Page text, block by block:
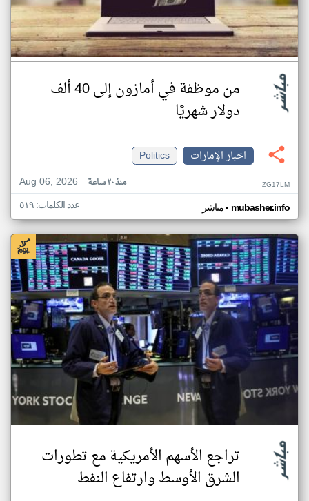
من موظفة في أمازون إلى 40 ألف
دولار شهريًا
اخبار الإمارات
Politics
Aug 06, 2026
منذ ٢٠ ساعة ZG17LM
مباشر• mubasher.info عدد الكلمات: ٥١٩
تراجع الأسهم الأمريكية مع تطورات
الشرق الأوسط وارتفاع النفط